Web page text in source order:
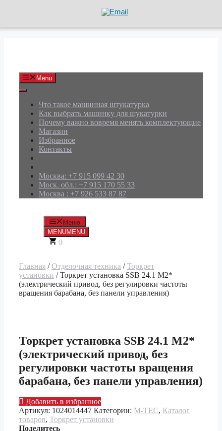
Menu
Что такое машинная штукатурка
Как выбрать машинку для шукатурки
Почему важно вовремя менять комплектующие
Магазин
Избранное
Контакты
Москва: +7 915 099 42 30
Моск. обл.: +7 915 170 55 33
Москва : +7 926 533 87 87
Меню
MENUMENU
0
Главная /Отделочная техника /Торкрет
установки / Торкрет установка SSB 24.1 M2*
(электрический привод, без регулировки частоты
вращения барабана, без панели управления)
Торкрет установка SSB 24.1 M2*
(электрический привод, без
регулировки частоты вращения
барабана, без панели управления)
Добавить в избранное
Артикул: 1024014447 Категории: M-TEC, Каталог
товаров, Торкрет установки
Поделитесь